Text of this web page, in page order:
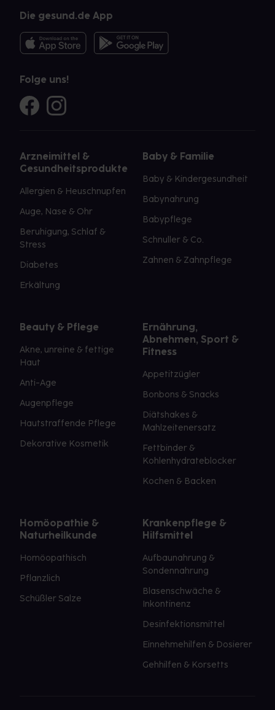
Die gesund.de App
Folge uns!
Arzneimittel &
Gesundheitsprodukte
Allergien & Heuschnupfen
Auge, Nase & Ohr
Beruhigung, Schlaf &
Stress
Diabetes
Erkältung
Baby & Familie
Baby & Kindergesundheit
Babynahrung
Babypflege
Schnuller & Co.
Zahnen & Zahnpflege
Beauty & Pflege
Akne, unreine & fettige
Haut
Anti-Age
Augenpflege
Hautstraffende Pflege
Dekorative Kosmetik
Ernährung,
Abnehmen, Sport &
Fitness
Appetitzügler
Bonbons & Snacks
Diätshakes &
Mahlzeitenersatz
Fettbinder &
Kohlenhydrateblocker
Kochen & Backen
Homöopathie &
Naturheilkunde
Homöopathisch
Pflanzlich
Schüßler Salze
Krankenpflege &
Hilfsmittel
Aufbaunahrung &
Sondennahrung
Blasenschwäche &
Inkontinenz
Desinfektionsmittel
Einnehmehilfen & Dosierer
Gehhilfen & Korsetts